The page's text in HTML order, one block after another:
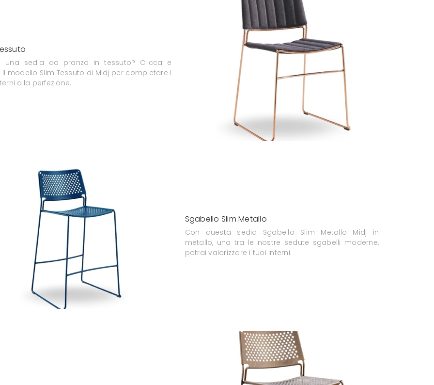
una sedia da pranzo in tessuto? Clicca e
modello Slim Tessuto di Midj per completare i
alla perfezione.
Sgabello Slim Metallo
Con questa sedia Sgabello Slim Metallo Midj in
metallo, una tra le nostre sedute sgabelli moderne,
potrai valorizzare i tuoi interni.